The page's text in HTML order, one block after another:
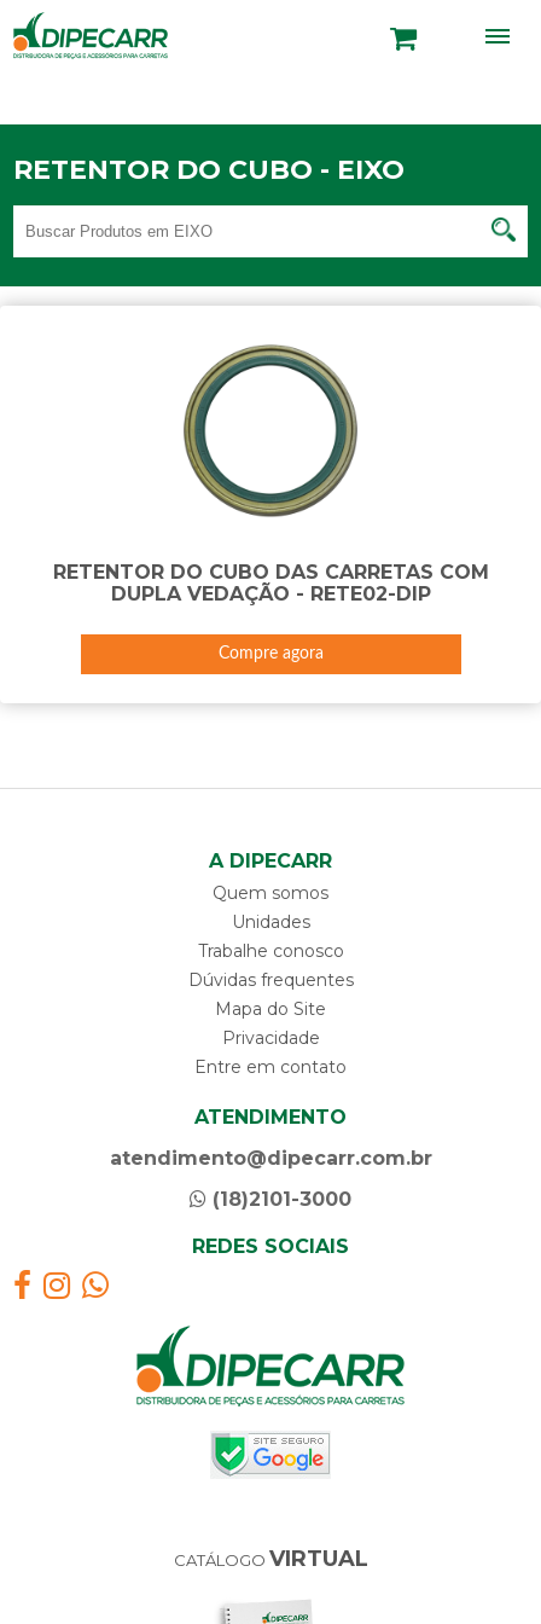
RETENTOR DO CUBO - EIXO
RETENTOR DO CUBO DAS CARRETAS COM
DUPLA VEDAÇÃO - RETE02-DIP
Compre agora
A DIPECARR
Quem somos
Unidades
Trabalhe conosco
Dúvidas frequentes
Mapa do Site
Privacidade
Entre em contato
ATENDIMENTO
atendimento@dipecarr.com.br
(18)2101-3000
REDES SOCIAIS
CATÁLOGO VIRTUAL